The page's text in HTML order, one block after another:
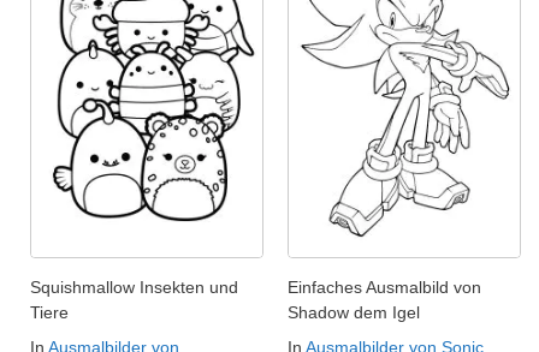
Squishmallow Insekten und
Tiere
In Ausmalbilder von
Einfaches Ausmalbild von
Shadow dem Igel
In Ausmalbilder von Sonic